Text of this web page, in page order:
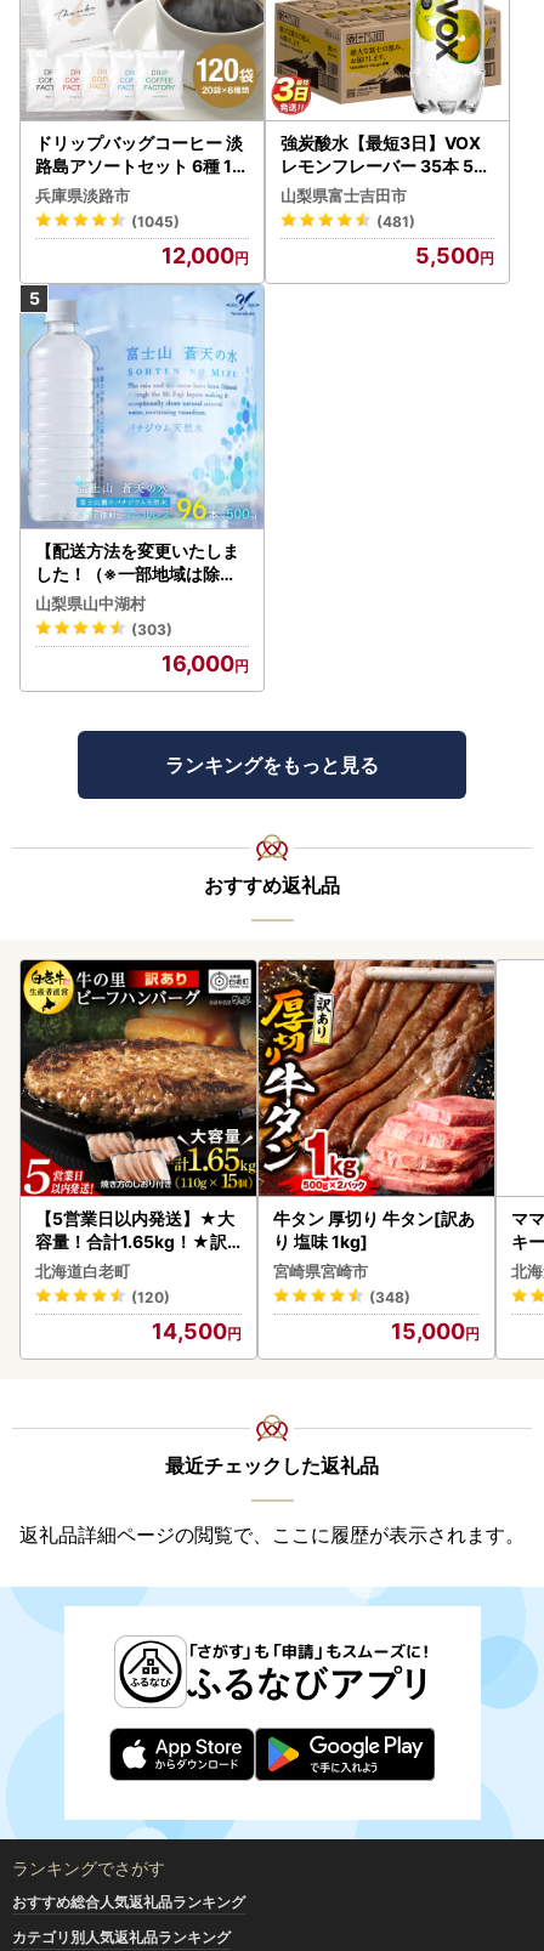
ドリップバッグコーヒー 淡
路島アソートセット 6種 12
0袋 飲み比べ コーヒー
兵庫県淡路市
(1045)
12,000
強炭酸水【最短3日】VOX
レモンフレーバー 35本 50
0ml 【富士吉田市限定カー
トン】炭酸
山梨県富士吉田市
(481)
5,500
【配送方法を変更いたしま
した！（※一部地域は除く
）】＜ラベルレス＞富士山
蒼天の水 500ml×96本（４
ケース）YC001
山梨県山中湖村
(303)
16,000
ランキングをもっと見る
おすすめ返礼品
【5営業日以内発送】★大
容量！合計1.65kg！★訳
あり・牛の里ビーフハンバ
ーグ(110ｇ5枚入）×3 AG
058
北海道白老町
(120)
14,500
牛タン 厚切り 牛タン[訳あ
り 塩味 1kg]
宮崎県宮崎市
(348)
15,000
マ
キ
ズ
0
北
最近チェックした返礼品
返礼品詳細ページの閲覧で、ここに履歴が表示されます。
ランキングでさがす
おすすめ総合人気返礼品ランキング
カテゴリ別人気返礼品ランキング